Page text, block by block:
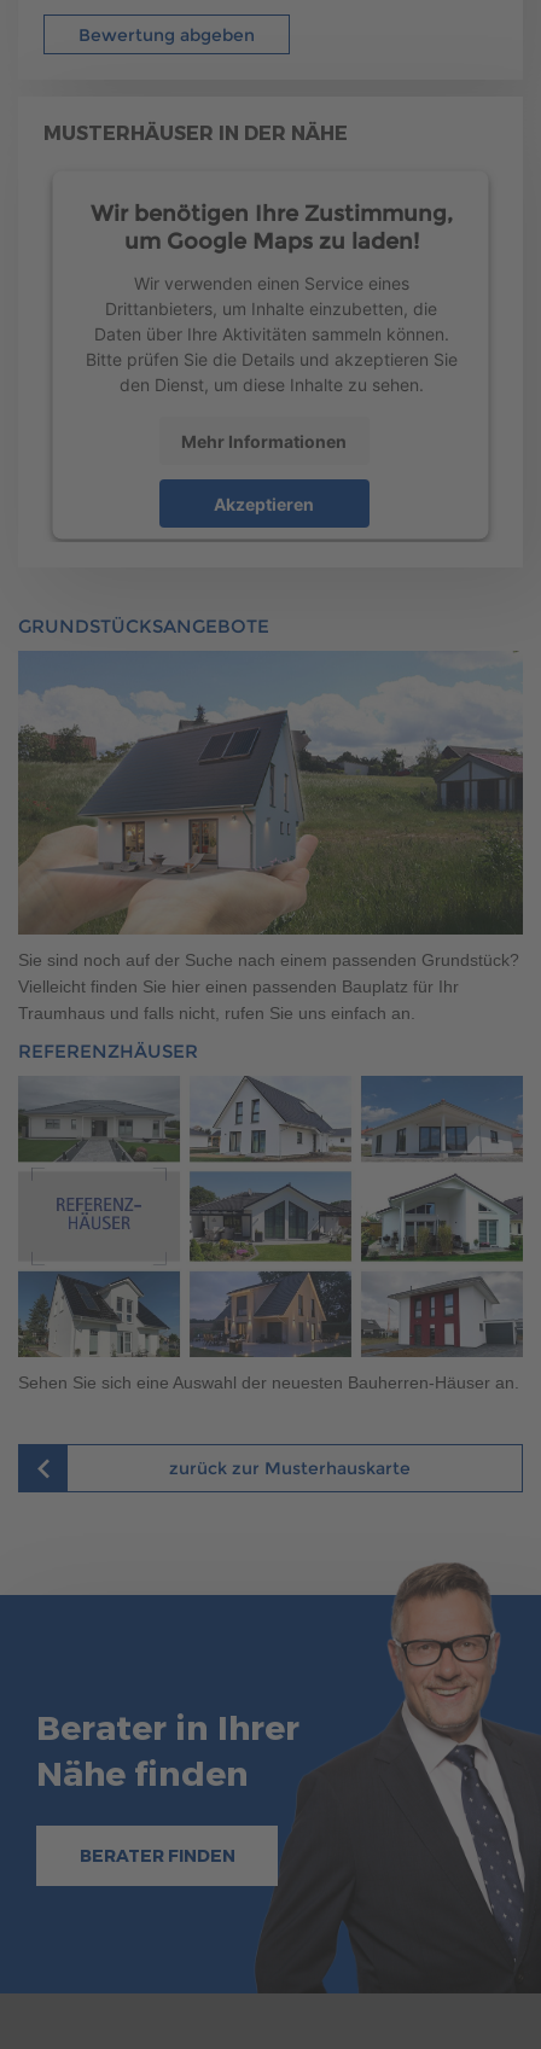
Bewertung abgeben
MUSTERHÄUSER IN DER NÄHE
Wir benötigen Ihre Zustimmung,
um Google Maps zu laden!
Wir verwenden einen Service eines
Drittanbieters, um Inhalte einzubetten, die
Daten über Ihre Aktivitäten sammeln können.
Bitte prüfen Sie die Details und akzeptieren Sie
den Dienst, um diese Inhalte zu sehen.
Mehr Informationen
Akzeptieren
powered byUsercentrics Consent Management
GRUNDSTÜCKSANGEBOTE
Sie sind noch auf der Suche nach einem passenden Grundstück?
Vielleicht finden Sie hier einen passenden Bauplatz für Ihr
Traumhaus und falls nicht, rufen Sie uns einfach an.
REFERENZHÄUSER
Sehen Sie sich eine Auswahl der neuesten Bauherren-Häuser an.
zurück zur Musterhauskarte
Berater in Ihrer
Nähe finden
BERATER FINDEN